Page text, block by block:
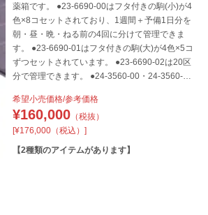
薬箱です。 ●23-6690-00はフタ付きの駒(小)が4
色×8コセットされており、1週間＋予備1日分を
朝・昼・晩・ねる前の4回に分けて管理できま
す。 ●23-6690-01はフタ付きの駒(大)が4色×5コ
ずつセットされています。 ●23-6690-02は20区
分で管理できます。 ●24-3560-00・24-3560-01
トです。 ●24-3560-00は半面扉仕様で最大4
箱、24-3560-01は全面扉仕様で最大8箱の投薬
箱を収納できます。また、扉は鍵付きですの
で、保管管理にも適しています。
希望小売価格/参考価格
¥160,000（税抜）
[¥176,000（税込）]
【2種類のアイテムがあります】